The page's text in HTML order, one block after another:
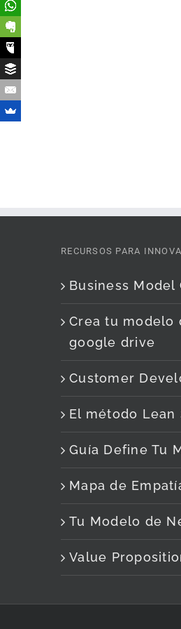
RECURSOS PARA
Business Model
Crea tu modelo
google drive
Customer
El método Lean
Guía Define Tu
Mapa de
Tu Modelo de
Value